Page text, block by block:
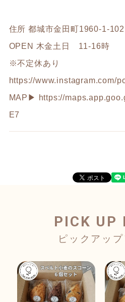
住所 都城市金田町1960-1-102
OPEN 木金土日 11-16時
※不定休あり
https://www.instagram.com/
MAP▶︎ https://
E7
PICK UP